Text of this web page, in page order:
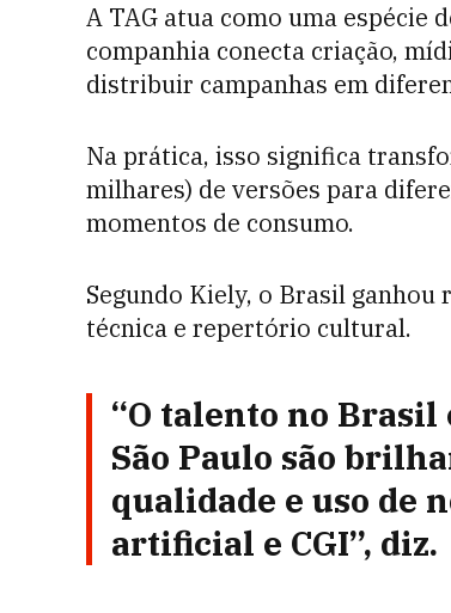
A TAG atua como uma espécie
companhia conecta criação,
distribuir campanhas em
Na prática, isso significa
milhares) de versões para
momentos de consumo.
Segundo Kiely, o Brasil
técnica e repertório cultural.
“O talento no Brasil
São Paulo são
qualidade e uso de
artificial e CGI”, diz.